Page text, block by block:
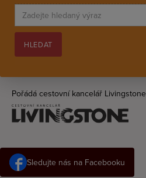
Pořádá cestovní kancelář Livingstone
Sledujte nás na Facebooku